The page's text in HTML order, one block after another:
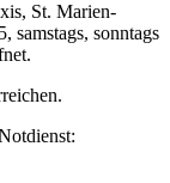
St. Marien-
samstags, sonntags